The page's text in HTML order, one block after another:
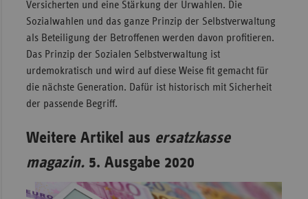
Versicherten und eine Stärkung der Urwahlen. Die
Sozialwahlen und das ganze Prinzip der Selbstverwaltung
als Beteiligung der Betroffenen werden davon profitieren.
Das Prinzip der Sozialen Selbstverwaltung ist
urdemokratisch und wird auf diese Weise fit gemacht für
die nächste Generation. Dafür ist historisch mit Sicherheit
der passende Begriff.
Weitere Artikel aus ersatzkasse
magazin. 5. Ausgabe 2020